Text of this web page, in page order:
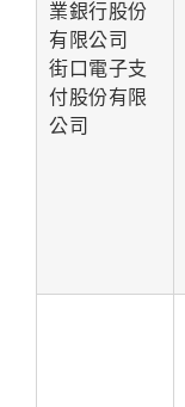
業銀行股份
有限公司
街口電子支
付股份有限
公司